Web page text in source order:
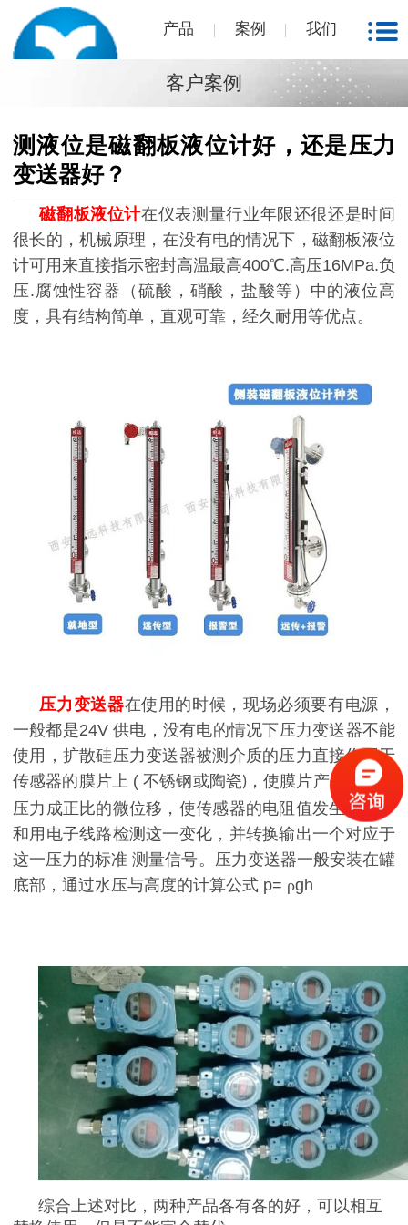
产品 案例 我们
客户案例
测液位是磁翻板液位计好，还是压力
变送器好？
磁翻板液位计在仪表测量行业年限还很还是时间
很长的，机械原理，在没有电的情况下， 磁翻板液位
计可用来直接指示密封高温最高400℃.高压16MPa.负
压.腐蚀性容器 （ 硫酸，硝酸，盐酸等 ） 中的液位高
度，具有结构简单，直观可靠，经久耐用等优点。
压力变送器在使用的时候，现场必须要有电源，
一般都是24V 供电，没有电的情况下压力变送器不能
使用， 扩散硅压力变送器被测介质的压力直接作用于
传感器的膜片上 (不锈钢或陶瓷) ，使膜片产生与介质
压力成正比的微位移，使传感器的电阻值发生变化，
和用电子线路检测这一变化，并转换输出一个对应于
这一压力的标准 测量信号。压力变送器一般安装在罐
底部，通过水压与高度的计算公式 p= ρgh
综合上述对比，两种产品各有各的好，可以相互